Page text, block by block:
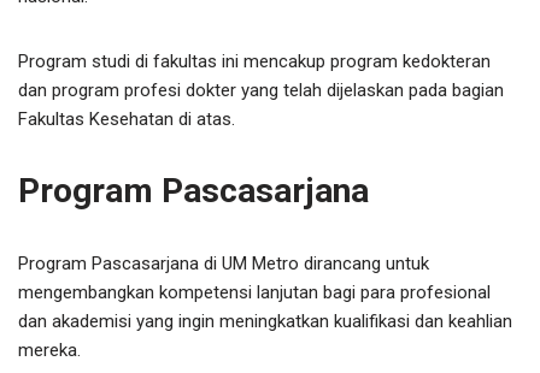
Program studi di fakultas ini mencakup program kedokteran
dan program profesi dokter yang telah dijelaskan pada bagian
Fakultas Kesehatan di atas.
Program Pascasarjana
Program Pascasarjana di UM Metro dirancang untuk
mengembangkan kompetensi lanjutan bagi para profesional
dan akademisi yang ingin meningkatkan kualifikasi dan keahlian
mereka.